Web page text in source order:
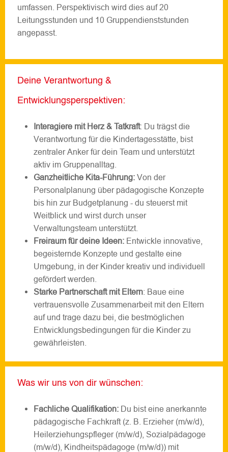
umfassen. Perspektivisch wird dies auf 20
Leitungsstunden und 10 Gruppendienststunden
angepasst.
Deine Verantwortung &
Entwicklungsperspektiven:
Interagiere mit Herz & Tatkraft: Du trägst die
Verantwortung für die Kindertagesstätte, bist
zentraler Anker für dein Team und unterstützt
aktiv im Gruppenalltag.
Ganzheitliche Kita-Führung: Von der
Personalplanung über pädagogische Konzepte
bis hin zur Budgetplanung - du steuerst mit
Weitblick und wirst durch unser
Verwaltungsteam unterstützt.
Freiraum für deine Ideen: Entwickle innovative,
begeisternde Konzepte und gestalte eine
Umgebung, in der Kinder kreativ und individuell
gefördert werden.
Starke Partnerschaft mit Eltern: Baue eine
vertrauensvolle Zusammenarbeit mit den Eltern
auf und trage dazu bei, die bestmöglichen
Entwicklungsbedingungen für die Kinder zu
gewährleisten.
Was wir uns von dir wünschen:
Fachliche Qualifikation: Du bist eine anerkannte
pädagogische Fachkraft (z. B. Erzieher (m/w/d),
Heilerziehungspfleger (m/w/d), Sozialpädagoge
(m/w/d), Kindheitspädagoge (m/w/d)) mit